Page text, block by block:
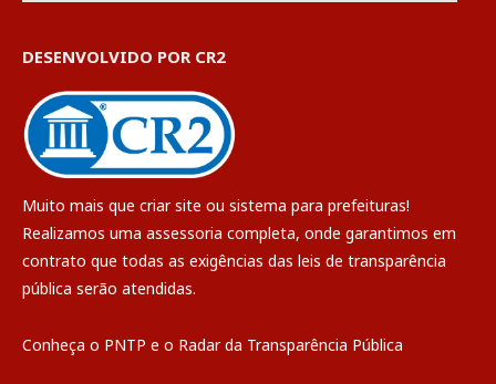
DESENVOLVIDO POR CR2
Muito mais que criar site ou sistema para prefeituras!
Realizamos uma assessoria completa, onde garantimos em
contrato que todas as exigências das leis de transparência
pública serão atendidas.
Conheça o PNTP e o Radar da Transparência Pública